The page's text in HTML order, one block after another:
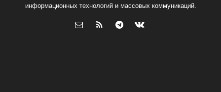
информационных технологий и массовых коммуникаций.